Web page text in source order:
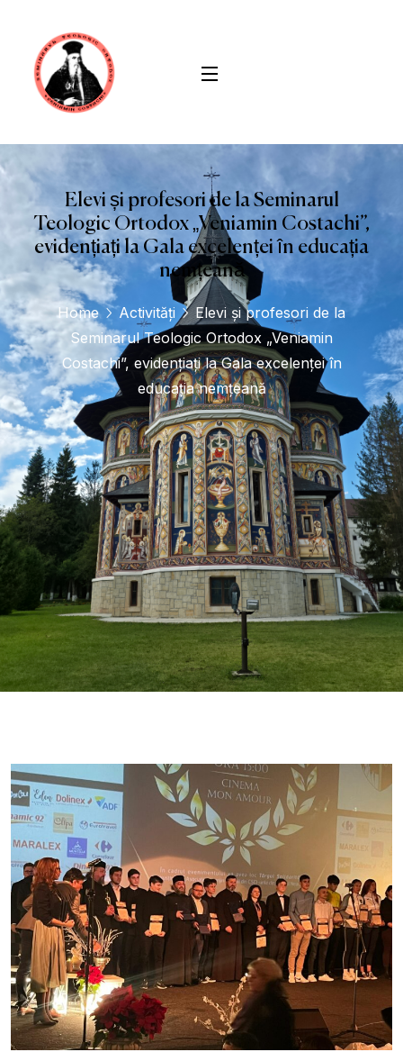
Elevi și profesori de la Seminarul
Teologic Ortodox „Veniamin Costachi”,
evidențiați la Gala excelenței în educația
nemțeană
Home Activități
Elevi și profesori de la
Seminarul Teologic Ortodox „Veniamin
Costachi”, evidențiați la Gala excelenței în
educația nemțeană